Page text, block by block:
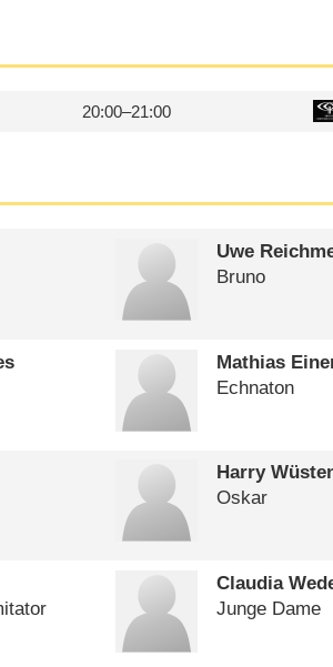
20:00–21:00
Uwe
Bruno
Mathias
Echnaton
Harry
Oskar
Claudia
Junge Dame